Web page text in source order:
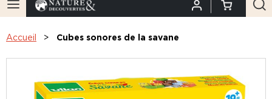
Accueil Cubes sonores de la savane